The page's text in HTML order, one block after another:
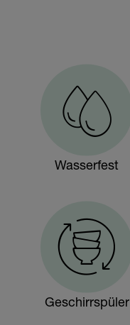
Wasserfest
Geschirrspüler